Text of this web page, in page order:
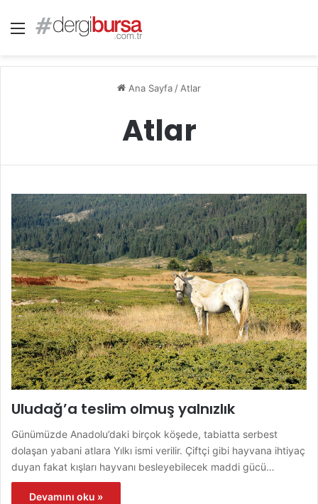
Menü
Ana Sayfa / Atlar
Atlar
Uludağ’a teslim olmuş yalnızlık
Günümüzde Anadolu’daki birçok köşede, tabiatta serbest
dolaşan yabani atlara Yılkı ismi verilir. Çiftçi gibi hayvana ihtiyaç
duyan fakat kışları hayvanı besleyebilecek maddi gücü…
Devamını oku »